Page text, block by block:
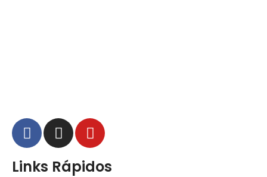
Links Rápidos